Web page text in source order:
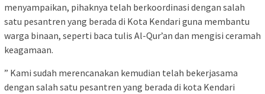
menyampaikan, pihaknya telah berkoordinasi dengan salah
satu pesantren yang berada di Kota Kendari guna membantu
warga binaan, seperti baca tulis Al-Qur’an dan mengisi ceramah
keagamaan.
” Kami sudah merencanakan kemudian telah bekerjasama
dengan salah satu pesantren yang berada di kota Kendari